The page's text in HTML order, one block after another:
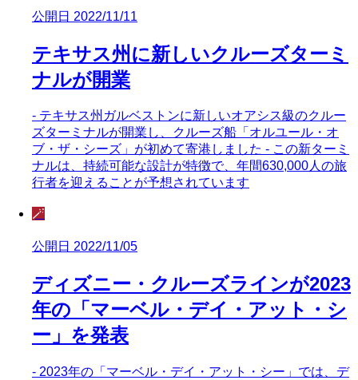
公開日 2022/11/11
テキサス州に新しいクルーズターミ
ナルが開業
- テキサス州ガルベストンに新しいオアシス級のクルー
ズターミナルが開業し、クルーズ船「オルユール・オ
ブ・ザ・シーズ」が初めて寄港しました - この新ターミ
ナルは、持続可能な設計が特徴で、年間630,000人の旅
行者を迎えることが予想されています
🪄
公開日 2022/11/05
ディズニー・クルーズラインが2023
年の「マーベル・デイ・アット・シ
ー」を発表
- 2023年の「マーベル・デイ・アット・シー」では、デ